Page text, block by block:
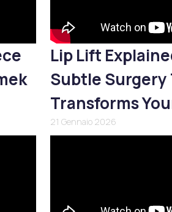
Lip Lift
Subtle Surgery
Transforms
21 Gennaio 2026